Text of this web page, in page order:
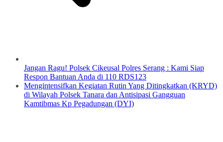
Jangan Ragu! Polsek Cikeusal Polres Serang : Kami Siap
Respon Bantuan Anda di 110 RDS123
Mengintensifkan Kegiatan Rutin Yang Ditingkatkan (KRYD)
di Wilayah Polsek Tanara dan Antisipasi Gangguan
Kamtibmas Kp Pegadungan (DYI)